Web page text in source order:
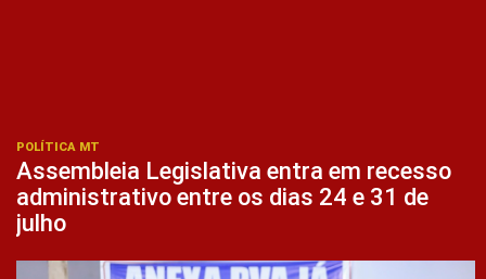
POLÍTICA MT
Assembleia Legislativa entra em recesso
administrativo entre os dias 24 e 31 de
julho